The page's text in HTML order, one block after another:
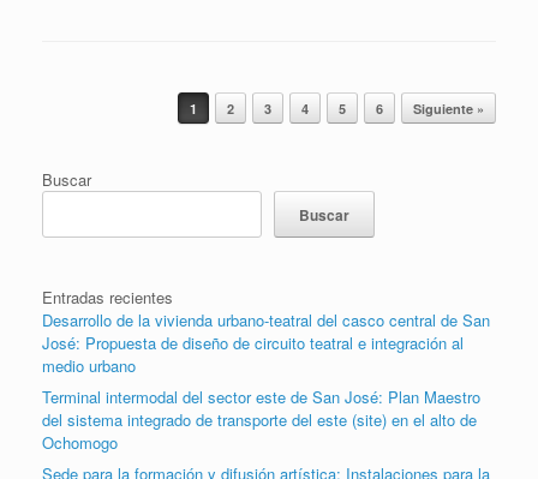
1 2 3 4 5 6 Siguiente »
Buscar
Buscar
Entradas recientes
Desarrollo de la vivienda urbano-teatral del casco central de San
José: Propuesta de diseño de circuito teatral e integración al
medio urbano
Terminal intermodal del sector este de San José: Plan Maestro
del sistema integrado de transporte del este (site) en el alto de
Ochomogo
Sede para la formación y difusión artística: Instalaciones para la